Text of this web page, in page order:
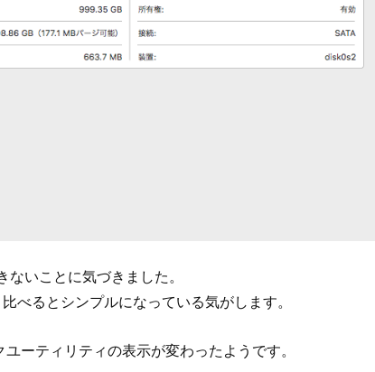
ないことに気づきました。
べるとシンプルになっている気がします。
ーティリティの表示が変わったようです。